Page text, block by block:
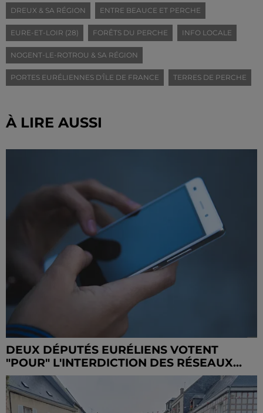
DREUX & SA RÉGION ENTRE BEAUCE ET PERCHE
EURE-ET-LOIR (28) FORÊTS DU PERCHE INFO LOCALE
NOGENT-LE-ROTROU & SA RÉGION
PORTES EURÉLIENNES D'ÎLE DE FRANCE TERRES DE PERCHE
À LIRE AUSSI
DEUX DÉPUTÉS EURÉLIENS VOTENT
"POUR" L'INTERDICTION DES RÉSEAUX...